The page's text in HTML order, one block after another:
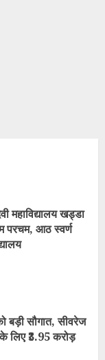
महाविद्यालय खड्डा
परचम, आठ स्वर्ण
बड़ी सौगात, सीवरेज
₹3.95 करोड़